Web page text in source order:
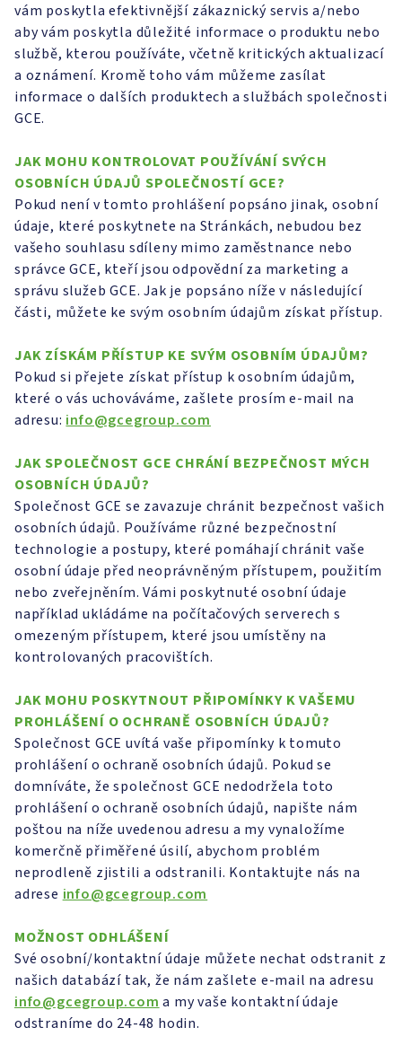
vám poskytla efektivnější zákaznický servis a/nebo
aby vám poskytla důležité informace o produktu nebo
službě, kterou používáte, včetně kritických aktualizací
a oznámení. Kromě toho vám můžeme zasílat
informace o dalších produktech a službách společnosti
GCE.
JAK MOHU KONTROLOVAT POUŽÍVÁNÍ SVÝCH
OSOBNÍCH ÚDAJŮ SPOLEČNOSTÍ GCE?
Pokud není v tomto prohlášení popsáno jinak, osobní
údaje, které poskytnete na Stránkách, nebudou bez
vašeho souhlasu sdíleny mimo zaměstnance nebo
správce GCE, kteří jsou odpovědní za marketing a
správu služeb GCE. Jak je popsáno níže v následující
části, můžete ke svým osobním údajům získat přístup.
JAK ZÍSKÁM PŘÍSTUP KE SVÝM OSOBNÍM ÚDAJŮM?
Pokud si přejete získat přístup k osobním údajům,
které o vás uchováváme, zašlete prosím e-mail na
adresu: info@gcegroup.com
JAK SPOLEČNOST GCE CHRÁNÍ BEZPEČNOST MÝCH
OSOBNÍCH ÚDAJŮ?
Společnost GCE se zavazuje chránit bezpečnost vašich
osobních údajů. Používáme různé bezpečnostní
technologie a postupy, které pomáhají chránit vaše
osobní údaje před neoprávněným přístupem, použitím
nebo zveřejněním. Vámi poskytnuté osobní údaje
například ukládáme na počítačových serverech s
omezeným přístupem, které jsou umístěny na
kontrolovaných pracovištích.
JAK MOHU POSKYTNOUT PŘIPOMÍNKY K VAŠEMU
PROHLÁŠENÍ O OCHRANĚ OSOBNÍCH ÚDAJŮ?
Společnost GCE uvítá vaše připomínky k tomuto
prohlášení o ochraně osobních údajů. Pokud se
domníváte, že společnost GCE nedodržela toto
prohlášení o ochraně osobních údajů, napište nám
poštou na níže uvedenou adresu a my vynaložíme
komerčně přiměřené úsilí, abychom problém
neprodleně zjistili a odstranili. Kontaktujte nás na
adrese info@gcegroup.com
MOŽNOST ODHLÁŠENÍ
Své osobní/kontaktní údaje můžete nechat odstranit z
našich databází tak, že nám zašlete e-mail na adresu
info@gcegroup.com a my vaše kontaktní údaje
odstraníme do 24-48 hodin.